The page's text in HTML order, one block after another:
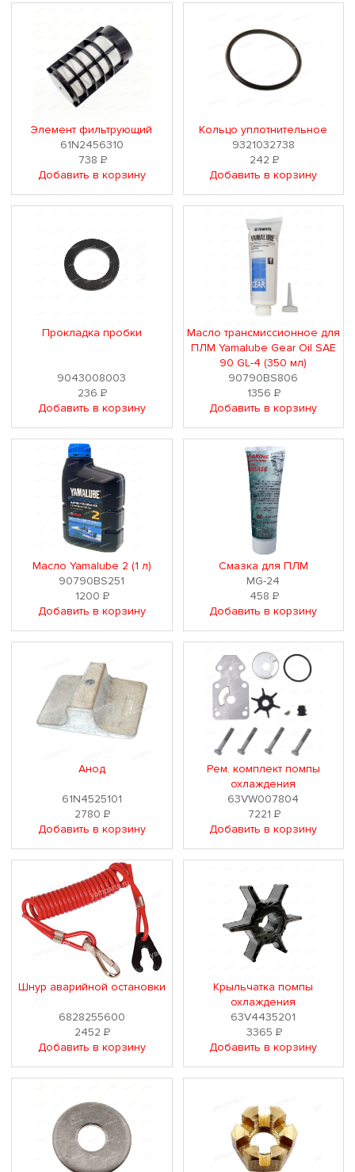
Элемент фильтрующий
61N2456310
738 Р
Добавить в корзину
Кольцо уплотнительное
9321032738
242 Р
Добавить в корзину
Прокладка пробки
9043008003
236Р
Добавить в корзину
Масло трансмиссионное для
ПЛМ Yamalube Gear Oil SAE
90 GL-4 (350 мл)
90790BS806
1356Р
Добавить в корзину
Масло Yamalube 2 (1 л)
90790BS251
1200Р
Добавить в корзину
Смазка для ПЛМ
MG-24
458 Р
Добавить в корзину
Анод
61N4525101
2780Р
Добавить в корзину
Рем. комплект помпы
охлаждения
63VW007804
7221 Р
Добавить в корзину
Шнур аварийной остановки
6828255600
2452Р
Добавить в корзину
Крыльчатка помпы
охлаждения
63V4435201
3365 Р
Добавить в корзину